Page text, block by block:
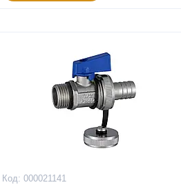
000021141